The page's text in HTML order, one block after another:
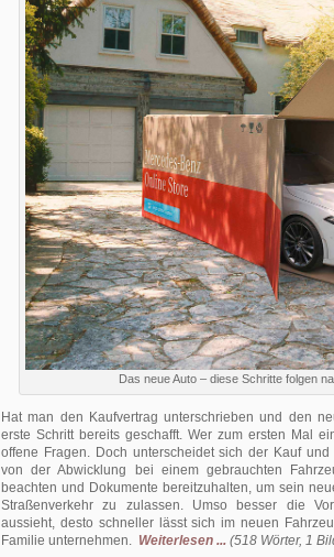
Das neue Auto – diese Schritte folgen
Hat man den Kaufvertrag unterschrieben und den
erste Schritt bereits geschafft. Wer zum ersten Mal
offene Fragen. Doch unterscheidet sich der Kauf
von der Abwicklung bei einem gebrauchten
beachten und Dokumente bereitzuhalten, um sein
Straßenverkehr zu zulassen. Umso besser die
aussieht, desto schneller lässt sich im neuen
Familie unternehmen. Weiterlesen ... (518 Wörter, 1